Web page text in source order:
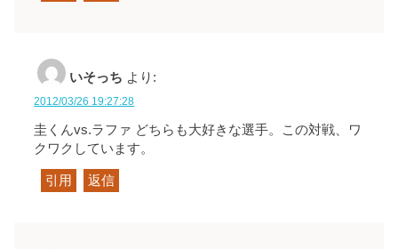
いそっち より:
2012/03/26 19:27:28
圭くんvs.ラファ どちらも大好きな選手。この対戦、ワ
クワクしています。
引用 返信